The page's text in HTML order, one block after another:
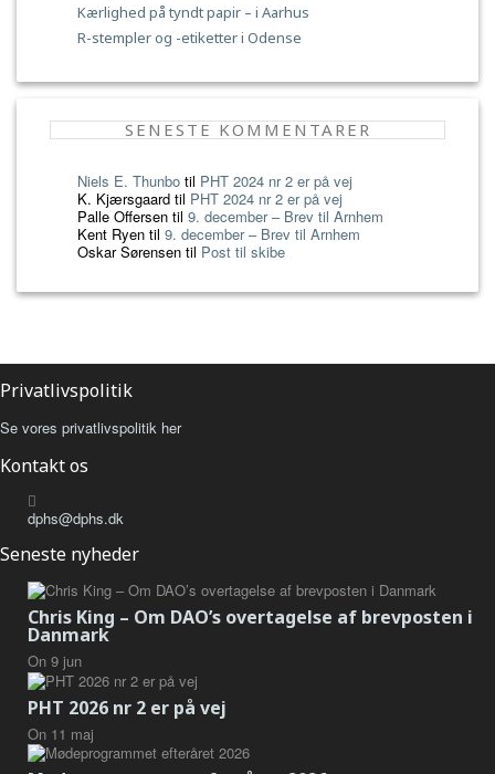
Kærlighed på tyndt papir – i Aarhus
R-stempler og -etiketter i Odense
SENESTE KOMMENTARER
Niels E. Thunbo til PHT 2024 nr 2 er på vej
K. Kjærsgaard til PHT 2024 nr 2 er på vej
Palle Offersen til 9. december – Brev til Arnhem
Kent Ryen til 9. december – Brev til Arnhem
Oskar Sørensen til Post til skibe
Privatlivspolitik
Se vores privatlivspolitik her
Kontakt os
dphs@dphs.dk
Seneste nyheder
Chris King – Om DAO’s overtagelse af brevposten i
Danmark
On 9 jun
PHT 2026 nr 2 er på vej
On 11 maj